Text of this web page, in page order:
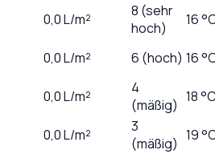
0,0L/m²
8 (sehr
hoch)
16
0,0L/m² 6 (hoch) 16
0,0L/m²
4
(mäßig) 18
0,0L/m²
3
(mäßig) 19